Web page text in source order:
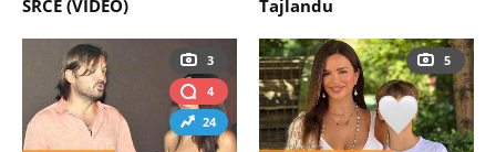
SRCE (VIDEO)
Tajlandu
3
4
24
5